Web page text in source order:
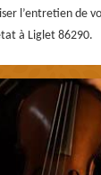
l’entretien de
à Liglet 86290.